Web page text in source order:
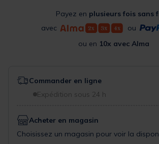
Payez en plusieurs fois sans
avec
ou
ou en 10x avec Alma
Commander en ligne
Expédition sous 24 h
Acheter en magasin
Choisissez un magasin pour voir la